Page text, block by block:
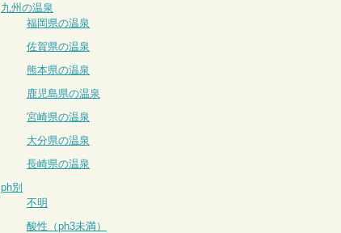
九州の温泉
福岡県の温泉
佐賀県の温泉
熊本県の温泉
鹿児島県の温泉
宮崎県の温泉
大分県の温泉
長崎県の温泉
ph別
不明
酸性（ph3未満）